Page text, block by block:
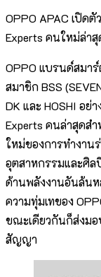
OPPO APAC เปิดตั
Experts คนใหม่ล่า
OPPO แบรนด์สมา
สมาชิก BSS
DK และ HOSHI อย่
Experts คนล่าสุดส
ใหม่ของการทำงา
อุตสาหกรรมและศิล
ด้านพลังงานอันล้นห
ความทุ่มเทของ
ขณะเดียวกันก็ส่งม
สัญญา